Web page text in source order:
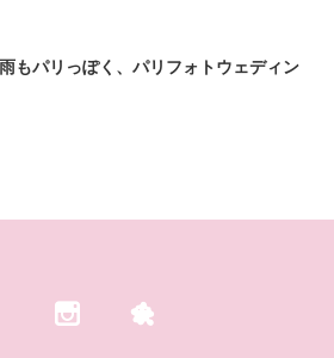
もパリっぽく、パリフォトウェディン